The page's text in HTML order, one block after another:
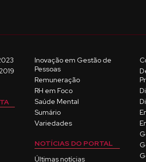
2019
Inovação em Gestão de
Pessoas
Remuneração
RH em Foco
Saúde Mental
Sumário
Variedades
NOTÍCIAS DO PORTAL
Últimas notícias